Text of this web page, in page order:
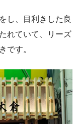
し、目利きした良
れていて、リーズ
です。